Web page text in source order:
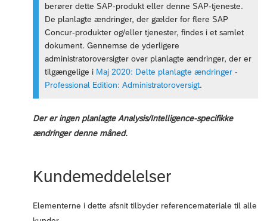
berører dette SAP-produkt eller denne SAP-tjeneste.
De planlagte ændringer, der gælder for flere SAP
Concur-produkter og/eller tjenester, findes i et samlet
dokument. Gennemse de yderligere
administratoroversigter over planlagte ændringer, der er
tilgængelige i Maj 2020: Delte planlagte ændringer -
Professional Edition: Administratoroversigt.
Der er ingen planlagte Analysis/Intelligence-specifikke
ændringer denne måned.
Kundemeddelelser
Elementerne i dette afsnit tilbyder referencemateriale til alle